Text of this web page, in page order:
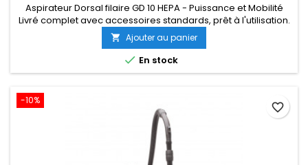
Aspirateur Dorsal filaire GD 10 HEPA - Puissance et Mobilité
Livré complet avec accessoires standards, prêt à l'utilisation.
 Ajouter au panier
 En stock
-10%
favorite_border